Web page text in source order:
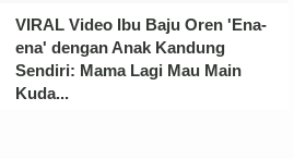
VIRAL Video Ibu Baju Oren 'Ena-
ena' dengan Anak Kandung
Sendiri: Mama Lagi Mau Main
Kuda...